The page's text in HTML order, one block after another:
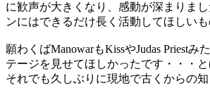
に歓声が大きくなり、感動が深まりま
ンにはできるだけ長く活動してほしいも
願わくばManowarもKissやJudas Priestみ
テージを見せてほしかったです・・・
それでも久しぶりに現地で古くからの知